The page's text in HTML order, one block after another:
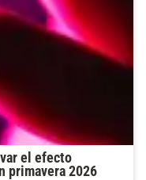
el efecto
primavera 2026